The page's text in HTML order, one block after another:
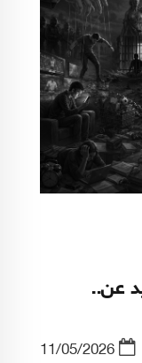
عن..
11/05/2026